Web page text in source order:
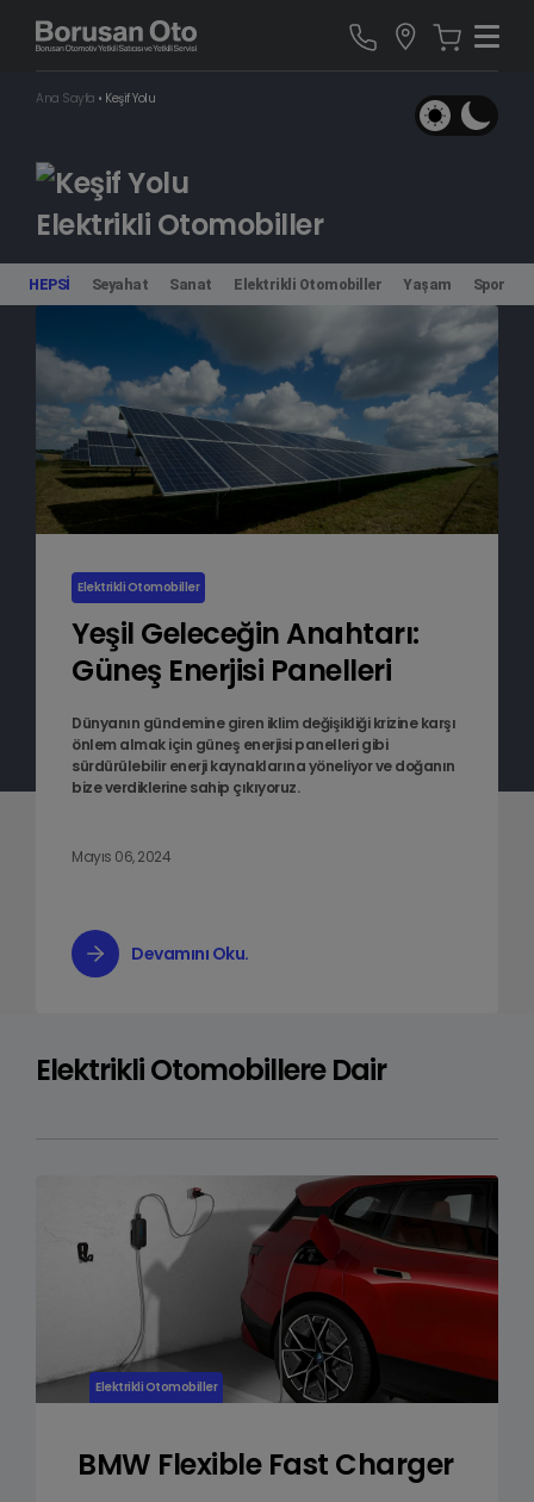
Ana Sayfa • Keşif Yolu
Elektrikli Otomobiller
HEPSİ Seyahat Sanat Elektrikli Otomobiller Yaşam Spor
Elektrikli Otomobiller
Yeşil Geleceğin Anahtarı:
Güneş Enerjisi Panelleri
Dünyanın gündemine giren iklim değişikliği krizine karşı
önlem almak için güneş enerjisi panelleri gibi
sürdürülebilir enerji kaynaklarına yöneliyor ve doğanın
bize verdiklerine sahip çıkıyoruz.
Mayıs 06, 2024
Devamını Oku.
Elektrikli Otomobillere Dair
Elektrikli Otomobiller
BMW Flexible Fast Charger